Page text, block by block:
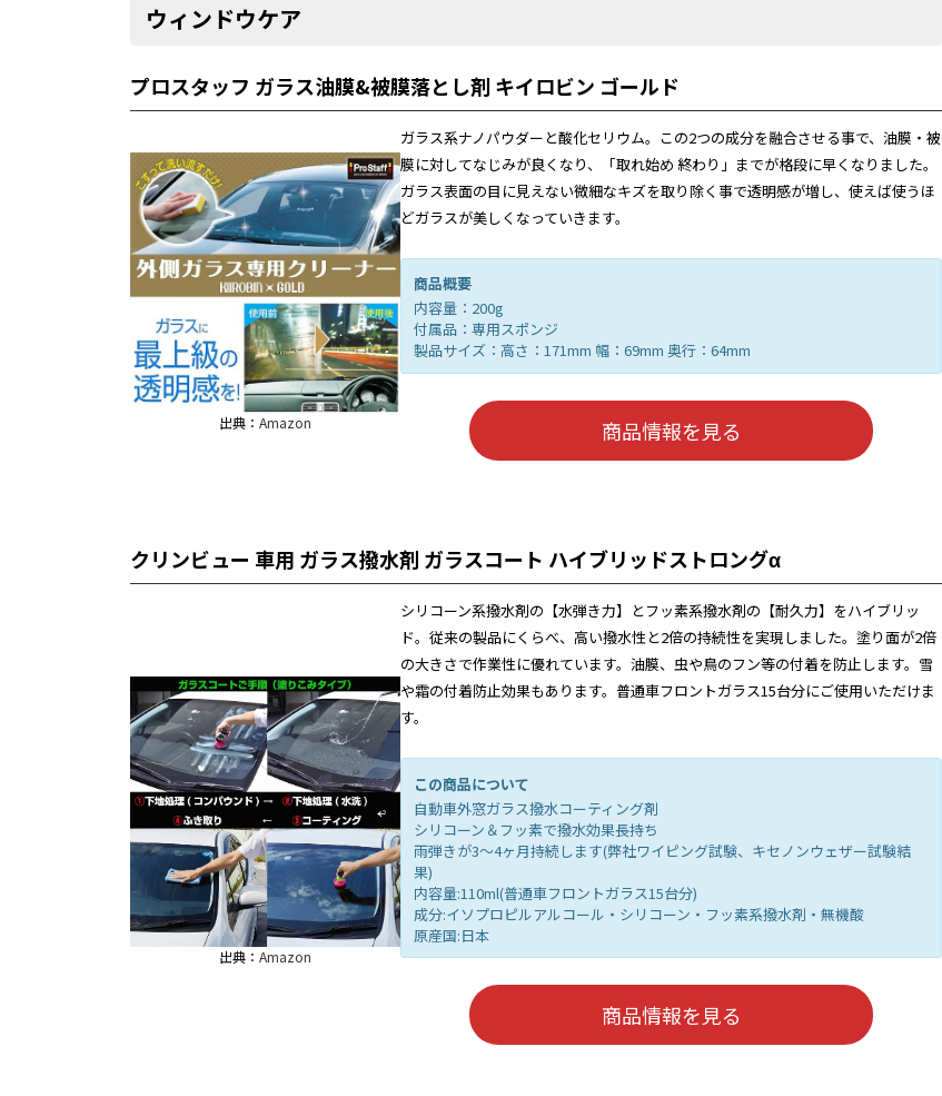
ウィンドウケア
プロスタッフ ガラス油膜&被膜落とし剤 キイロビン ゴールド
出典：Amazon
ガラス系ナノパウダーと酸化セリウム。この2つの成分を融合させる事で、油膜・被
膜に対してなじみが良くなり、「取れ始め 終わり」までが格段に早くなりました。
ガラス表面の目に見えない微細なキズを取り除く事で透明感が増し、使えば使うほ
どガラスが美しくなっていきます。
商品概要
内容量：200g
付属品：専用スポンジ
製品サイズ：高さ：171mm 幅：69mm 奥行：64mm
商品情報を見る
クリンビュー 車用 ガラス撥水剤 ガラスコート ハイブリッドストロングα
出典：Amazon
シリコーン系撥水剤の【水弾き力】とフッ素系撥水剤の【耐久力】をハイブリッ
ド。従来の製品にくらべ、高い撥水性と2倍の持続性を実現しました。塗り面が2倍
の大きさで作業性に優れています。油膜、虫や鳥のフン等の付着を防止します。雪
や霜の付着防止効果もあります。普通車フロントガラス15台分にご使用いただけま
す。
この商品について
自動車外窓ガラス撥水コーティング剤
シリコーン＆フッ素で撥水効果長持ち
雨弾きが3～4ヶ月持続します(弊社ワイピング試験、キセノンウェザー試験結
果)
内容量:110ml(普通車フロントガラス15台分)
成分:イソプロピルアルコール・シリコーン・フッ素系撥水剤・無機酸
原産国:日本
商品情報を見る